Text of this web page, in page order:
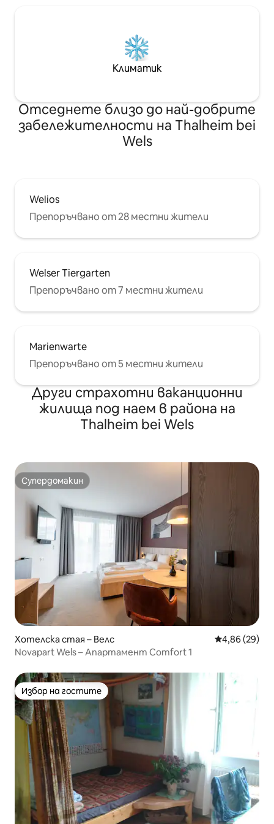
Климатик
Отседнете близо до най-добрите
забележителности на Thalheim bei
Wels
Welios
Препоръчвано от 28 местни жители
Welser Tiergarten
Препоръчвано от 7 местни жители
Marienwarte
Препоръчвано от 5 местни жители
Други страхотни ваканционни
жилища под наем в района на
Thalheim bei Wels
Супердомакин
Супердомакин
Хотелска стая – Велс Средна
4,86 (29)
Novapart Wels – Апартамент Comfort 1
Избор на гостите
Избор на гостите